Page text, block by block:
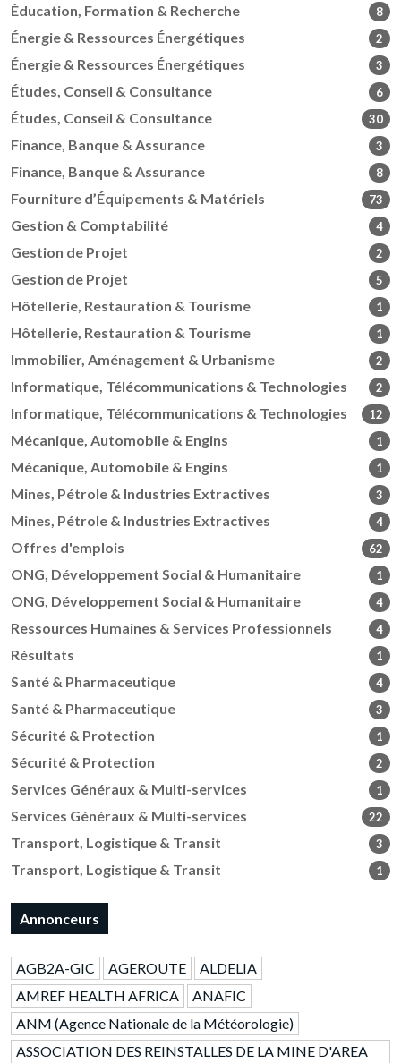
Éducation, Formation & Recherche 8
Énergie & Ressources Énergétiques 2
Énergie & Ressources Énergétiques 3
Études, Conseil & Consultance 6
Études, Conseil & Consultance 30
Finance, Banque & Assurance 3
Finance, Banque & Assurance 8
Fourniture d’Équipements & Matériels 73
Gestion & Comptabilité 4
Gestion de Projet 2
Gestion de Projet 5
Hôtellerie, Restauration & Tourisme 1
Hôtellerie, Restauration & Tourisme 1
Immobilier, Aménagement & Urbanisme 2
Informatique, Télécommunications & Technologies 2
Informatique, Télécommunications & Technologies 12
Mécanique, Automobile & Engins 1
Mécanique, Automobile & Engins 1
Mines, Pétrole & Industries Extractives 3
Mines, Pétrole & Industries Extractives 4
Offres d'emplois 62
ONG, Développement Social & Humanitaire 1
ONG, Développement Social & Humanitaire 4
Ressources Humaines & Services Professionnels 4
Résultats 1
Santé & Pharmaceutique 4
Santé & Pharmaceutique 3
Sécurité & Protection 1
Sécurité & Protection 2
Services Généraux & Multi-services 1
Services Généraux & Multi-services 22
Transport, Logistique & Transit 3
Transport, Logistique & Transit 1
Annonceurs
AGB2A-GIC AGEROUTE
ALDELIA
AMREF HEALTH AFRICA
ANAFIC
ANM (Agence Nationale de la Météorologie)
ASSOCIATION DES REINSTALLES DE LA MINE D'AREA